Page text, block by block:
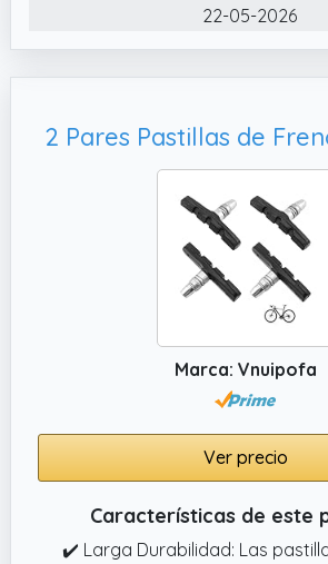
montaña, bicicletas de
natural duradero, acero
aleación de aluminio, lo que
como en mojado.
22-05-2026
Marca: Vnuipofa
Ver precio
Características de este
✔️ Larga Durabilidad: Las